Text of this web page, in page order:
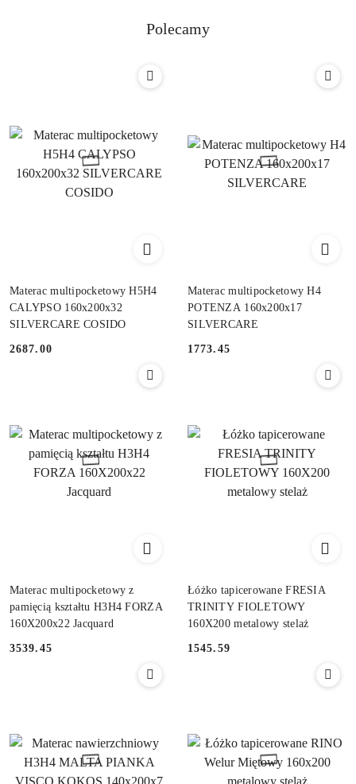
Polecamy
Materac multipocketowy H5H4
CALYPSO 160x200x32
SILVERCARE COSIDO
Cena:
2687.00
Materac multipocketowy H4
POTENZA 160x200x17
SILVERCARE
Cena:
1773.45
Materac multipocketowy z
pamięcią kształtu H3H4 FORZA
160X200x22 Jacquard
Cena:
3539.45
Łóżko tapicerowane FRESIA
TRINITY FIOLETOWY
160X200 metalowy stelaż
Cena:
1545.59